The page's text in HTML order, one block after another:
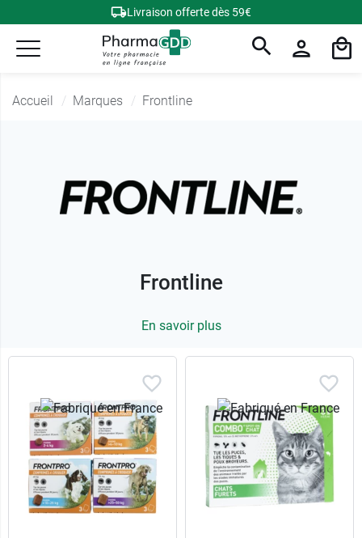
Livraison offerte dès 59€
Accueil Marques Frontline
Frontline
En savoir plus